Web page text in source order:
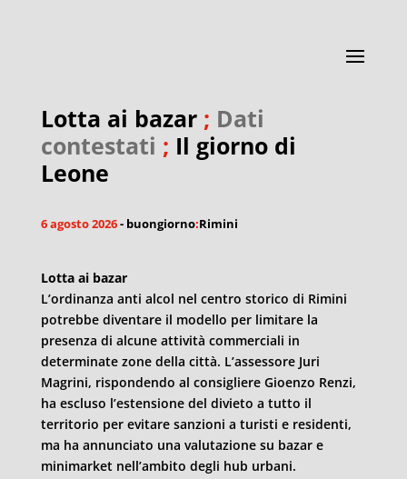
Lotta ai bazar; Dati
contestati ; Il giorno di
Leone
6 agosto 2026- buongiorno:Rimini
Lotta ai bazar
L’ordinanza anti alcol nel centro storico di Rimini
potrebbe diventare il modello per limitare la
presenza di alcune attività commerciali in
determinate zone della città. L’assessore Juri
Magrini, rispondendo al consigliere Gioenzo Renzi,
ha escluso l’estensione del divieto a tutto il
territorio per evitare sanzioni a turisti e residenti,
ma ha annunciato una valutazione su bazar e
minimarket nell’ambito degli hub urbani.